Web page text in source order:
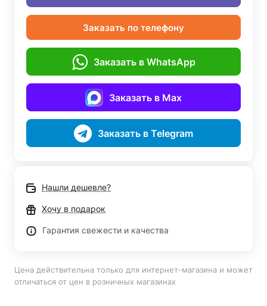
Заказать по телефону
Заказать в WhatsApp
Заказать в Max
Заказать в Telegram
Нашли дешевле?
Хочу в подарок
Гарантия свежести и качества
Цена действительна только для интернет-магазина и может
отличаться от цен в розничных магазинах